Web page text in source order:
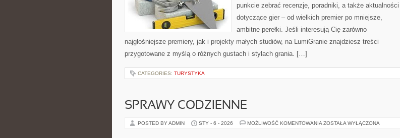
punkcie zebrać recenzje, poradniki, a także aktualności
dotyczące gier – od wielkich premier po mniejsze,
ambitne perełki. Jeśli interesują Cię zarówno
najgłośniejsze premiery, jak i projekty małych studiów, na LumiGranie znajdziesz treści
przygotowane z myślą o różnych gustach i stylach grania. […]
CATEGORIES: TURYSTYKA
SPRAWY CODZIENNE
POSTED BY ADMIN STY - 6 - 2026 MOŻLIWOŚĆ KOMENTOWANIA SPRAWY
ZOSTAŁA WYŁĄCZONA